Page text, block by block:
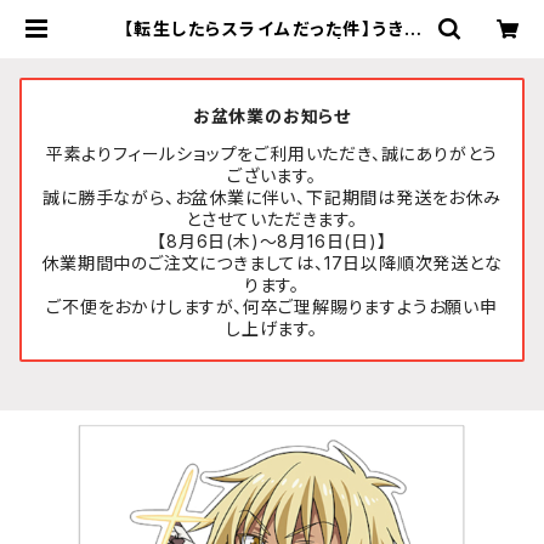
【転生したらスライムだった件】うきう
お盆休業のお知らせ
平素よりフィールショップをご利用いただき、誠にありがとう
ございます。
誠に勝手ながら、お盆休業に伴い、下記期間は発送をお休み
とさせていただきます。
【8月6日(木)～8月16日(日)】
休業期間中のご注文につきましては、17日以降順次発送とな
ります。
ご不便をおかけしますが、何卒ご理解賜りますようお願い申
し上げます。